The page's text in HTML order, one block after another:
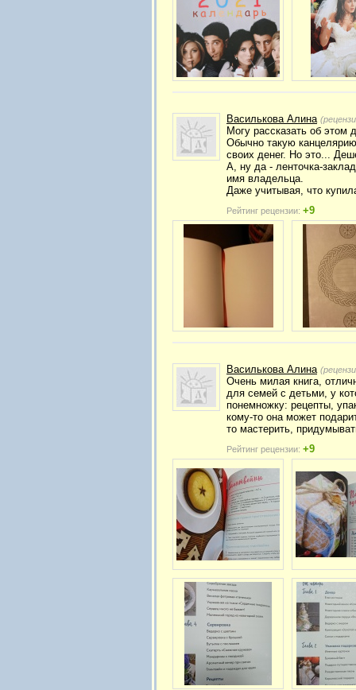
Василькова Алина
Могу рассказать об этом
Обычно такую
своих денег. Но это...
А, ну да - ленточка-
имя владельца.
Даже учитывая, что
Рейтинг рецензии: +9
Василькова Алина
Очень милая книга,
для семей с детьми, у
понемножку: рецепты,
кому-то она может
то мастерить,
Рейтинг рецензии: +9